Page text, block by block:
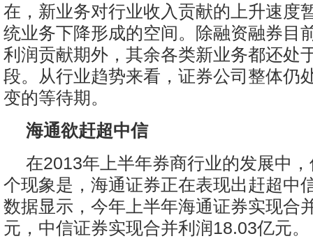
在，新业务对行业收入贡献的上升速度
统业务下降形成的空间。除融资融券目
利润贡献期外，其余各类新业务都还处
段。从行业趋势来看，证券公司整体仍
变的等待期。
海通欲赶超中信
在2013年上半年券商行业的发展中
个现象是，海通证券正在表现出赶超中
数据显示，今年上半年海通证券实现合
元，中信证券实现合并利润18.03亿元。